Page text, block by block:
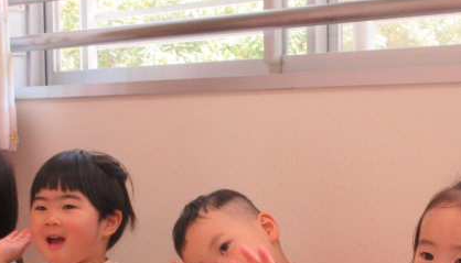
園の1⽇
年間⾏事
預かり保育［ヒラソル ]